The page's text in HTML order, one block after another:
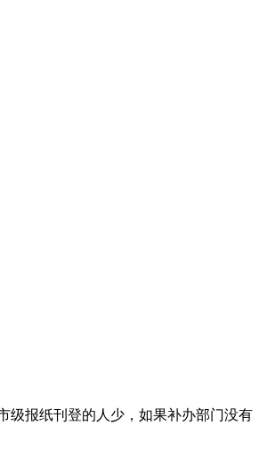
级报纸刊登的人少，如果补办部门没有